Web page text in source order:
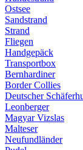
Ostsee
Sandstrand
Strand
Fliegen
Handgepäck
Transportbox
Bernhardiner
Border Collies
Deutscher
Leonberger
Magyar Vizslas
Malteser
Neufundländer